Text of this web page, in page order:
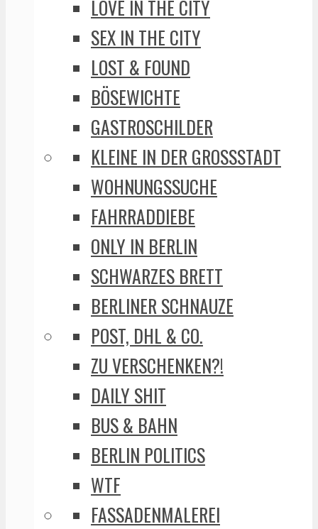
LOVE IN THE CITY
SEX IN THE CITY
LOST & FOUND
BÖSEWICHTE
GASTROSCHILDER
KLEINE IN DER GROSSSTADT
WOHNUNGSSUCHE
FAHRRADDIEBE
ONLY IN BERLIN
SCHWARZES BRETT
BERLINER SCHNAUZE
POST, DHL & CO.
ZU VERSCHENKEN?!
DAILY SHIT
BUS & BAHN
BERLIN POLITICS
WTF
FASSADENMALEREI